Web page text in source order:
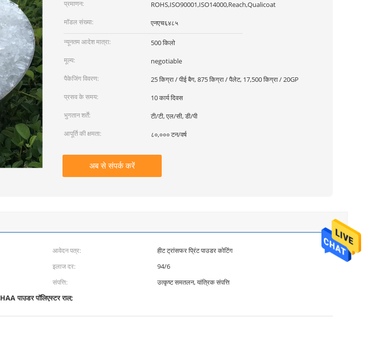
प्रमाणन:
ROHS,ISO90001,ISO14000,Reach,Qualicoat
मॉडल संख्या:
एनएच६४८५
न्यूनतम आदेश मात्रा:
500 किलो
मूल्य:
negotiable
पैकेजिंग विवरण:
25 किग्रा / पीई बैग, 875 किग्रा / पैलेट, 17,500 किग्रा / 20GP
प्रसव के समय:
10 कार्य दिवस
भुगतान शर्तें:
टी/टी, एल/सी, डी/पी
आपूर्ति की क्षमता:
८०,००० टन/वर्ष
अब से संपर्क करें
आवेदन पत्र:
हीट ट्रांसफर प्रिंट पाउडर कोटिंग
इलाज दर:
94/6
संपत्ति:
उत्कृष्ट समतलन, यांत्रिक संपत्ति
HAA पाउडर पॉलिएस्टर राल;